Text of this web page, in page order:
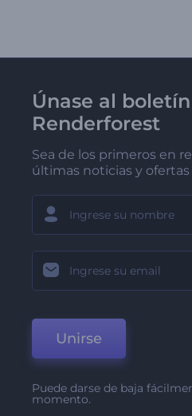
Únase al
Renderforest
Sea de los primeros en
últimas noticias y ofertas
Unirse
Puede darse de baja
momento.